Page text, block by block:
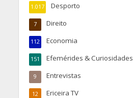
Desporto
1.017
Direito
7
Economia
112
Efemérides & Curiosidades
151
Entrevistas
9
Ericeira TV
12